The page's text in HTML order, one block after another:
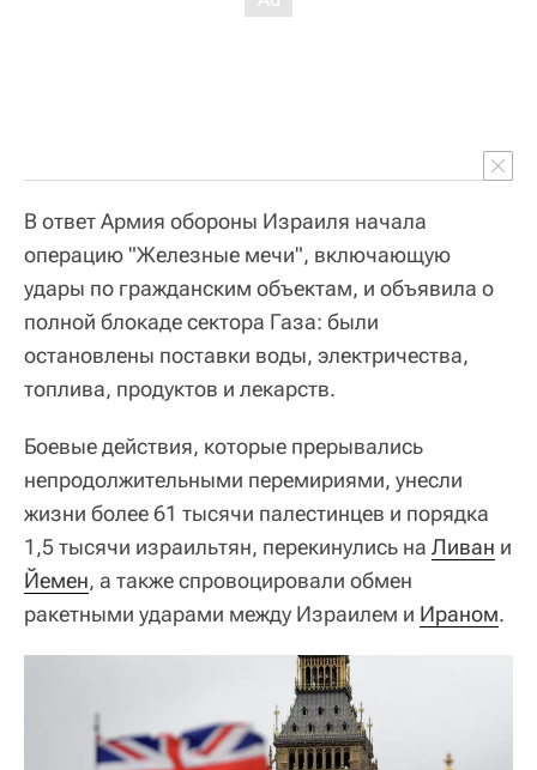
В ответ Армия обороны Израиля начала
операцию "Железные мечи", включающую
удары по гражданским объектам, и объявила о
полной блокаде сектора Газа: были
остановлены поставки воды, электричества,
топлива, продуктов и лекарств.
Боевые действия, которые прерывались
непродолжительными перемириями, унесли
жизни более 61 тысячи палестинцев и порядка
1,5 тысячи израильтян, перекинулись на Ливан и
Йемен, а также спровоцировали обмен
ракетными ударами между Израилем и Ираном.